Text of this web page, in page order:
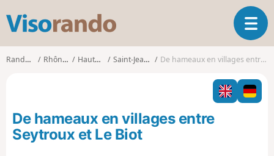
s
o
o
O
u
i
r
l
Randonnées Rhône-Alpes Haute-Savoie Saint-Jean-d'Aulps De hameaux en villages entre Seytroux et Le Biot
De hameaux en villages entre
Seytroux et Le Biot